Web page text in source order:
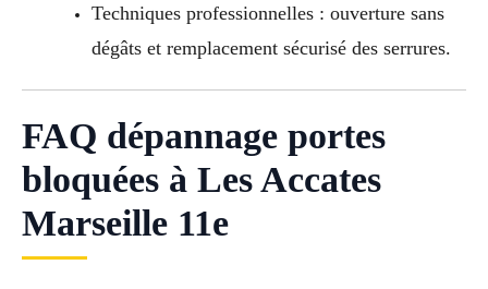
Techniques professionnelles : ouverture sans
dégâts et remplacement sécurisé des serrures.
FAQ dépannage portes
bloquées à Les Accates
Marseille 11e